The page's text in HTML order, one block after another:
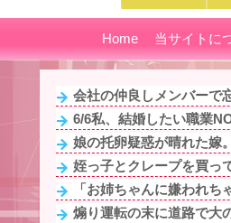
Home 当サイトに
会社の仲良しメンバーで
6/6私、結婚したい職業
娘の托卵疑惑が晴れた嫁
姪っ子とクレープを買っ
「お姉ちゃんに嫌われ
煽り運転の末に道路で大